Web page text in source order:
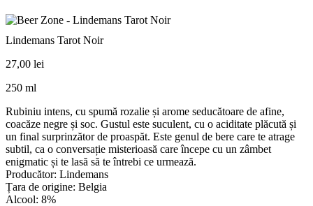
Lindemans Tarot Noir
27,00 lei
250 ml
Rubiniu intens, cu spumă rozalie și arome seducătoare de afine,
coacăze negre și soc. Gustul este suculent, cu o aciditate plăcută și
un final surprinzător de proaspăt. Este genul de bere care te atrage
subtil, ca o conversație misterioasă care începe cu un zâmbet
enigmatic și te lasă să te întrebi ce urmează.
Producător: Lindemans
Țara de origine: Belgia
Alcool: 8%